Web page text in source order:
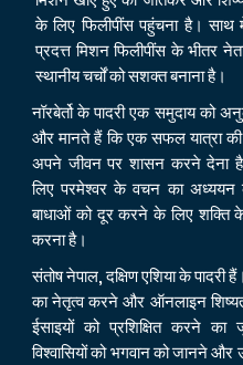
के लिए फिलीपींस पहुंचना है। साथ
प्रदत्त मिशन फिलीपींस के भीतर
स्थानीय चर्चों को सशक्त बनाना है।
नॉरबेर्तो के पादरी एक समुदाय को
और मानते हैं कि एक सफल यात्रा
अपने जीवन पर शासन करने देना है,
लिए परमेश्वर के वचन का
बाधाओं को दूर करने के लिए शक्ति के
करना है।
संतोष नेपाल, दक्षिण एशिया के पादरी
का नेतृत्व करने और ऑनलाइन
ईसाइयों को प्रशिक्षित करने
विश्वासियों को भगवान को जानने और